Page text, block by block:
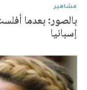
مشاهير
بالصور: بعدما
إسبانيا